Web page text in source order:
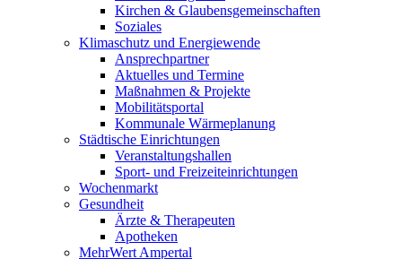
Kirchen & Glaubensgemeinschaften
Soziales
Klimaschutz und Energiewende
Ansprechpartner
Aktuelles und Termine
Maßnahmen & Projekte
Mobilitätsportal
Kommunale Wärmeplanung
Städtische Einrichtungen
Veranstaltungshallen
Sport- und Freizeiteinrichtungen
Wochenmarkt
Gesundheit
Ärzte & Therapeuten
Apotheken
MehrWert Ampertal